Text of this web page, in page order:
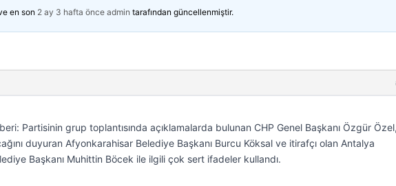
en son 2 ay 3 hafta önce admin tarafından güncellenmiştir.
Partisinin grup toplantısında açıklamalarda bulunan CHP Genel Başkanı Özgür
duyuran Afyonkarahisar Belediye Başkanı Burcu Köksal ve itirafçı olan Antalya
Başkanı Muhittin Böcek ile ilgili çok sert ifadeler kullandı.